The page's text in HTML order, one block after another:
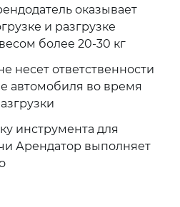
оказывает
и разгрузке
более 20-30 кг
несет ответственности
автомобиля во время
инструмента для
Арендатор выполняет